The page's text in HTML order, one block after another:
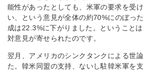
能性があったとしても、米軍の要求を受
い、という意見が全体の約70%にのぼっ
成は22.3%に下がりました。ということ
対意見が寄せられたのです。
翌月、アメリカのシンクタンクによる世
た。韓米同盟の支持、ないし駐韓米軍を